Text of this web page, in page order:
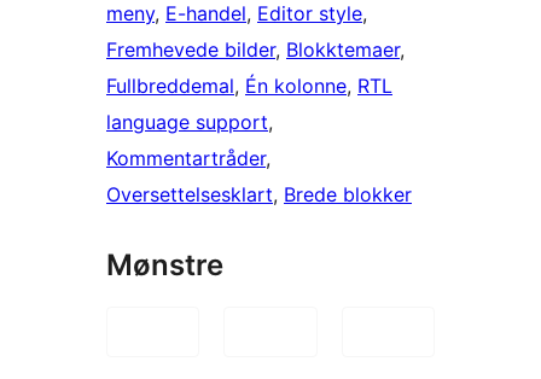
meny, E-handel, Editor style
Fremhevede bilder, Blokktemaer
Fullbreddemal, Én kolonne, RTL
language support
Kommentartråder
Oversettelsesklart, Brede blokker
Mønstre